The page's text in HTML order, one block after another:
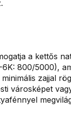
a kettős
800/5000),
zajjal
városképet